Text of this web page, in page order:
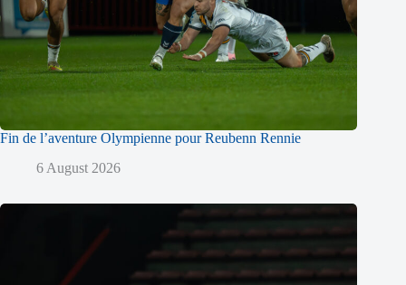
Fin de l’aventure Olympienne pour Reubenn Rennie
6 August 2026